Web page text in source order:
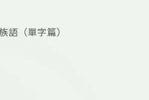
語（單字篇）